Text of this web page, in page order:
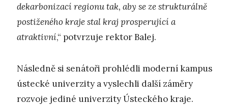
dekarbonizací regionu tak, aby se ze strukturálně
postiženého kraje stal kraj prosperující a
atraktivní,“ potvrzuje rektor Balej.
Následně si senátoři prohlédli moderní kampus
ústecké univerzity a vyslechli další záměry
rozvoje jediné univerzity Ústeckého kraje.